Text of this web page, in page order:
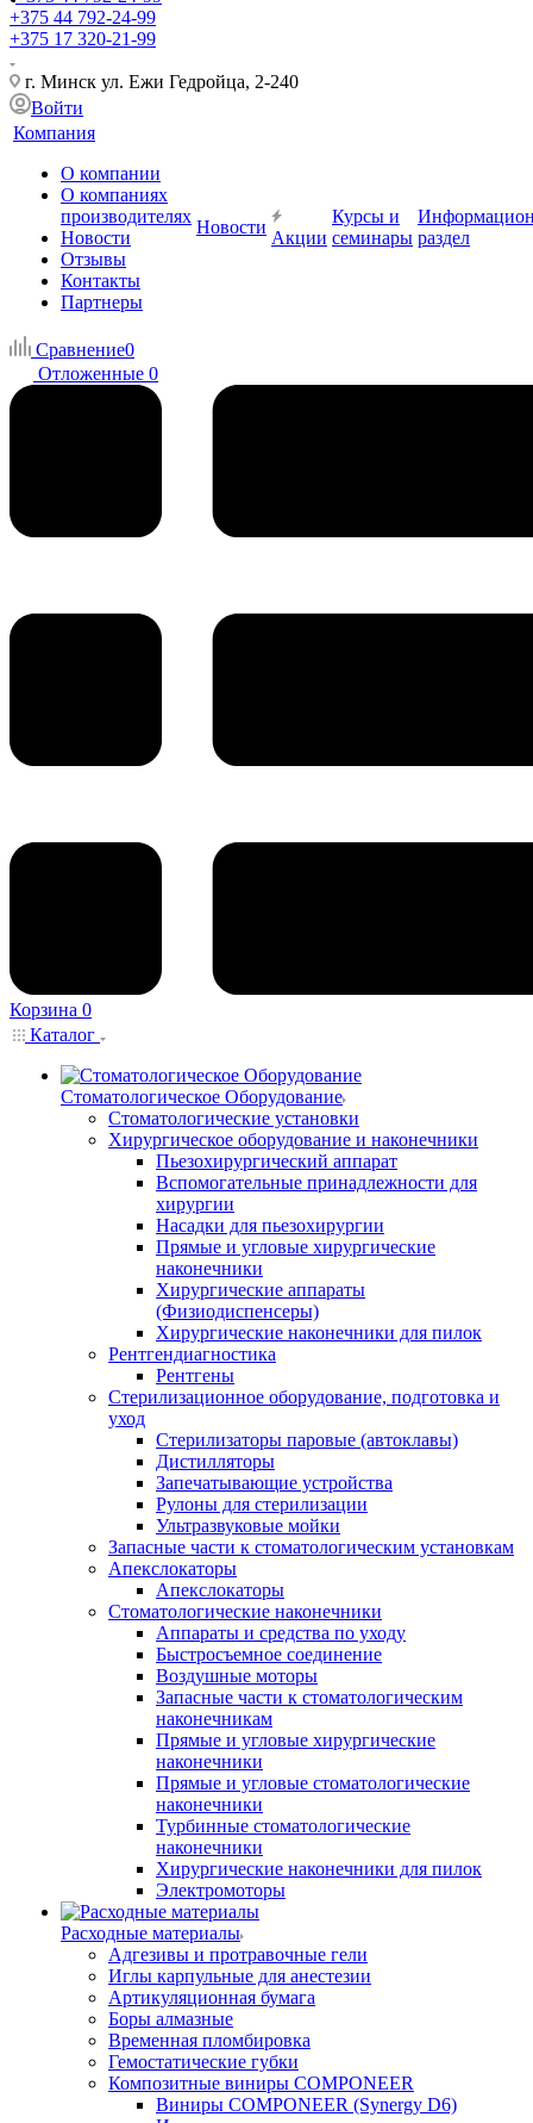
+375 44 792-24-99
+375 17 320-21-99
г. Минск ул. Ежи Гедройца, 2-240
Войти
Компания
О компании
О компаниях
производителях
Новости
Отзывы
Контакты
Партнеры
Новости
Акции
Курсы и
семинары раздел
Сравнение0
Отложенные 0
Корзина 0
Каталог
Стоматологическое Оборудование
Стоматологические установки
Хирургическое оборудование и наконечники
Пьезохирургический аппарат
Вспомогательные принадлежности для
хирургии
Насадки для пьезохирургии
Прямые и угловые хирургические
наконечники
Хирургические аппараты
(Физиодиспенсеры)
Хирургические наконечники для пилок
Рентгендиагностика
Рентгены
Стерилизационное оборудование, подготовка и
уход
Стерилизаторы паровые (автоклавы)
Дистилляторы
Запечатывающие устройства
Рулоны для стерилизации
Ультразвуковые мойки
Запасные части к стоматологическим установкам
Апекслокаторы
Апекслокаторы
Стоматологические наконечники
Аппараты и средства по уходу
Быстросъемное соединение
Воздушные моторы
Запасные части к стоматологическим
наконечникам
Прямые и угловые хирургические
наконечники
Прямые и угловые стоматологические
наконечники
Турбинные стоматологические
наконечники
Хирургические наконечники для пилок
Электромоторы
Расходные материалы
Адгезивы и протравочные гели
Иглы карпульные для анестезии
Артикуляционная бумага
Боры алмазные
Временная пломбировка
Гемостатические губки
Композитные виниры COMPONEER
Виниры COMPONEER (Synergy D6)